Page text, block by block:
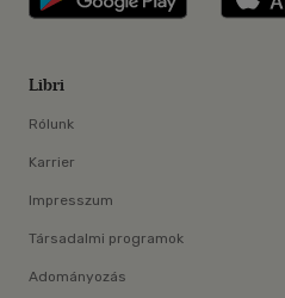
Libri
Rólunk
Karrier
Impresszum
Társadalmi programok
Adományozás